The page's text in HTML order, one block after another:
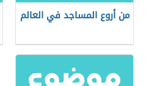
من أروع المساجد في العالم